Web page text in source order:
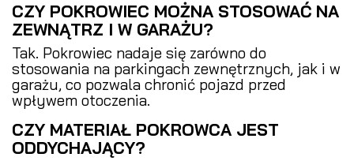
CZY POKROWIEC MOŻNA STOSOWAĆ NA
ZEWNĄTRZ I W GARAŻU?
Tak. Pokrowiec nadaje się zarówno do
stosowania na parkingach zewnętrznych, jak i w
garażu, co pozwala chronić pojazd przed
wpływem otoczenia.
CZY MATERIAŁ POKROWCA JEST
ODDYCHAJĄCY?